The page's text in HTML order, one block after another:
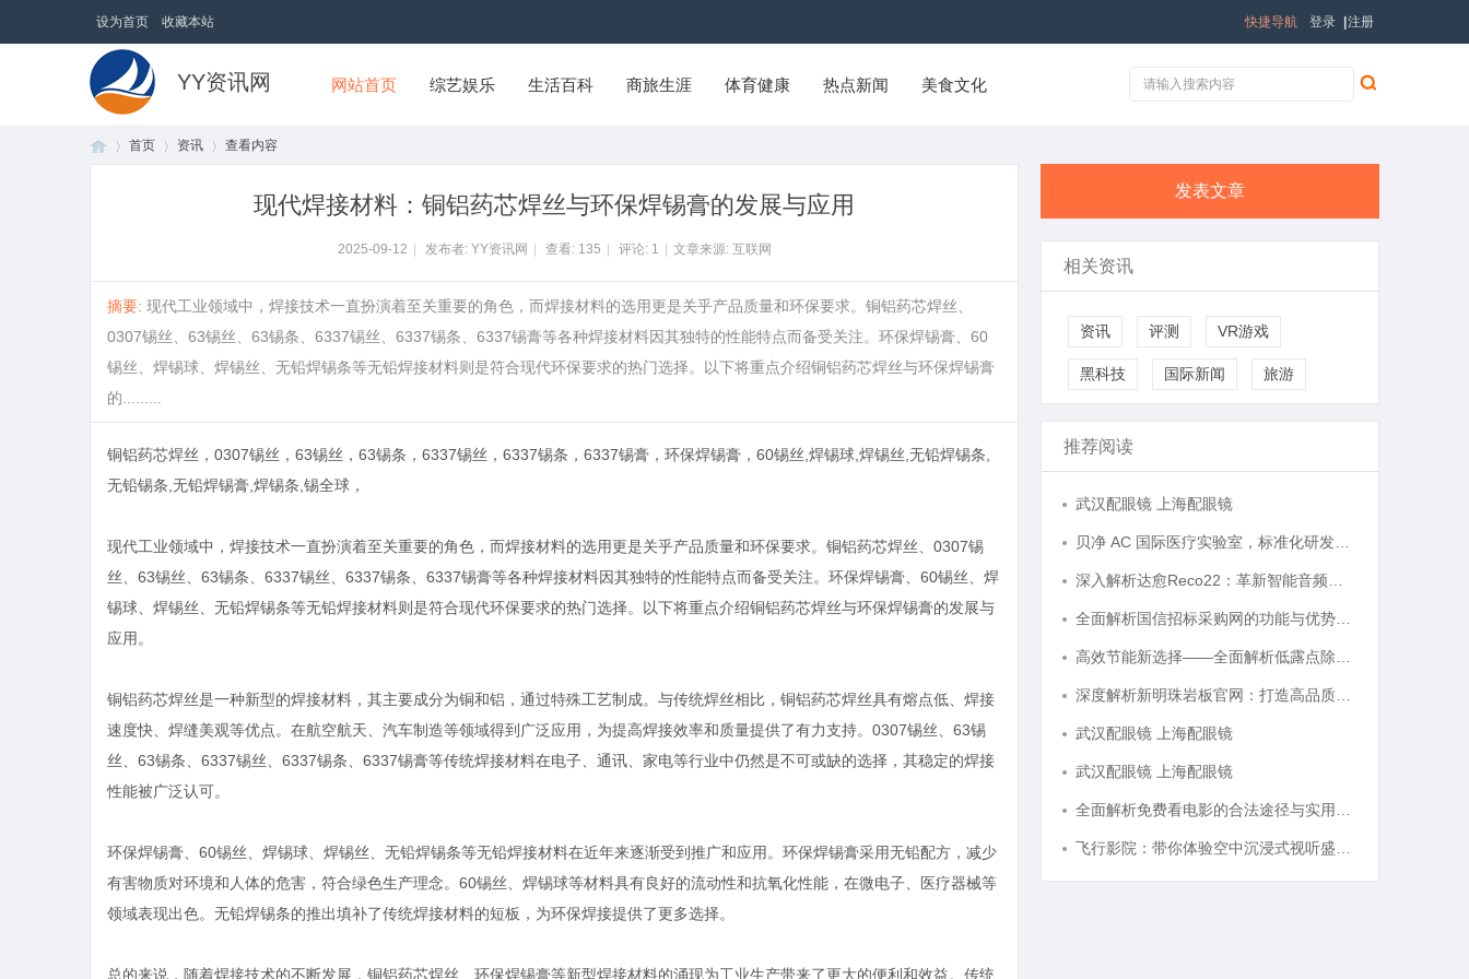
设为首页 收藏本站 登录 注册
快捷导航
YY资讯网 网站首页 综艺娱乐 生活百科 商旅生涯 体育健康 热点新闻 美食文化
首页 资讯 查看内容
现代焊接材料：铜铝药芯焊丝与环保焊锡膏的发展与应用
2025-09-12 发布者: YY资讯网 查看: 135 评论: 1 文章来源: 互联网
摘要: 现代工业领域中，焊接技术一直扮演着至关重要的角色，而焊接材料的选用更是关乎产品质量和环保要求。铜铝药芯焊丝、
0307锡丝、63锡丝、63锡条、6337锡丝、6337锡条、6337锡膏等各种焊接材料因其独特的性能特点而备受关注。环保焊锡膏、60
锡丝、焊锡球、焊锡丝、无铅焊锡条等无铅焊接材料则是符合现代环保要求的热门选择。以下将重点介绍铜铝药芯焊丝与环保焊锡膏
的.........
铜铝药芯焊丝，0307锡丝，63锡丝，63锡条，6337锡丝，6337锡条，6337锡膏，环保焊锡膏，60锡丝,焊锡球,焊锡丝,无铅焊锡条,
无铅锡条,无铅焊锡膏,焊锡条,锡全球，
现代工业领域中，焊接技术一直扮演着至关重要的角色，而焊接材料的选用更是关乎产品质量和环保要求。铜铝药芯焊丝、0307锡
丝、63锡丝、63锡条、6337锡丝、6337锡条、6337锡膏等各种焊接材料因其独特的性能特点而备受关注。环保焊锡膏、60锡丝、焊
锡球、焊锡丝、无铅焊锡条等无铅焊接材料则是符合现代环保要求的热门选择。以下将重点介绍铜铝药芯焊丝与环保焊锡膏的发展与
应用。
铜铝药芯焊丝是一种新型的焊接材料，其主要成分为铜和铝，通过特殊工艺制成。与传统焊丝相比，铜铝药芯焊丝具有熔点低、焊接
速度快、焊缝美观等优点。在航空航天、汽车制造等领域得到广泛应用，为提高焊接效率和质量提供了有力支持。0307锡丝、63锡
丝、63锡条、6337锡丝、6337锡条、6337锡膏等传统焊接材料在电子、通讯、家电等行业中仍然是不可或缺的选择，其稳定的焊接
性能被广泛认可。
环保焊锡膏、60锡丝、焊锡球、焊锡丝、无铅焊锡条等无铅焊接材料在近年来逐渐受到推广和应用。环保焊锡膏采用无铅配方，减少
有害物质对环境和人体的危害，符合绿色生产理念。60锡丝、焊锡球等材料具有良好的流动性和抗氧化性能，在微电子、医疗器械等
领域表现出色。无铅焊锡条的推出填补了传统焊接材料的短板，为环保焊接提供了更多选择。
总的来说，随着焊接技术的不断发展，铜铝药芯焊丝、环保焊锡膏等新型焊接材料的涌现为工业生产带来了更大的便利和效益。传统
发表文章
相关资讯
资讯 评测 VR游戏
黑科技 国际新闻 旅游
推荐阅读
武汉配眼镜 上海配眼镜
武汉配眼镜 上海配眼镜
武汉配眼镜 上海配眼镜